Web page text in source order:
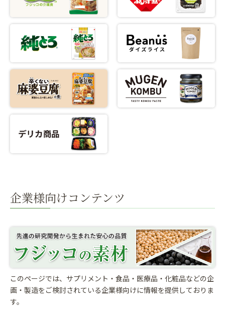
企業様向けコンテンツ
このページでは、サプリメント・食品・医療品・化粧品などの企
画・製造をご検討されている企業様向けに情報を提供しておりま
す。